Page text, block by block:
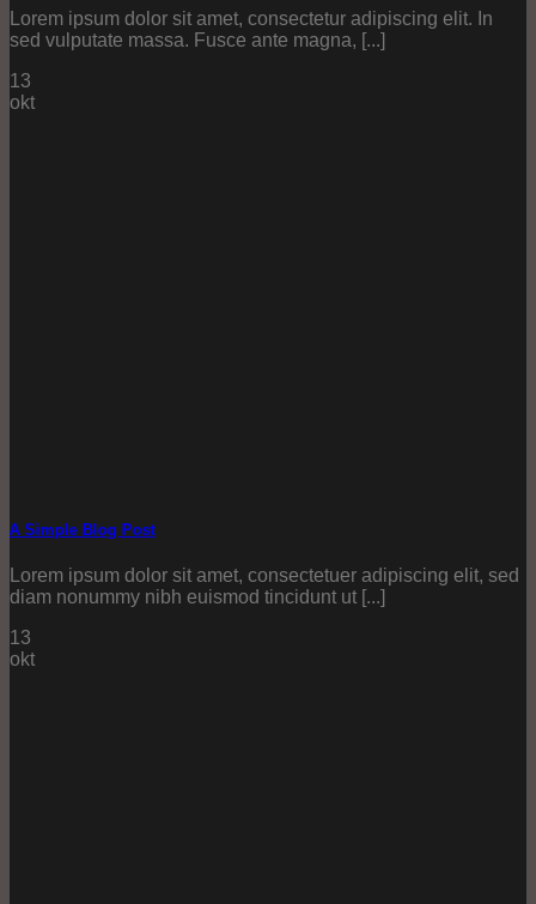
Lorem ipsum dolor sit amet, consectetur adipiscing elit. In
sed vulputate massa. Fusce ante magna, [...]
13
okt
A Simple Blog Post
Lorem ipsum dolor sit amet, consectetuer adipiscing elit, sed
diam nonummy nibh euismod tincidunt ut [...]
13
okt